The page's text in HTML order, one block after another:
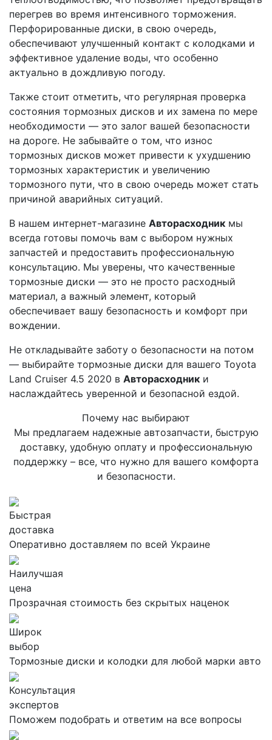
перегрев во время интенсивного торможения.
Перфорированные диски, в свою очередь,
обеспечивают улучшенный контакт с колодками и
эффективное удаление воды, что особенно
актуально в дождливую погоду.
Также стоит отметить, что регулярная проверка
состояния тормозных дисков и их замена по мере
необходимости — это залог вашей безопасности
на дороге. Не забывайте о том, что износ
тормозных дисков может привести к ухудшению
тормозных характеристик и увеличению
тормозного пути, что в свою очередь может стать
причиной аварийных ситуаций.
В нашем интернет-магазине Авторасходник мы
всегда готовы помочь вам с выбором нужных
запчастей и предоставить профессиональную
консультацию. Мы уверены, что качественные
тормозные диски — это не просто расходный
материал, а важный элемент, который
обеспечивает вашу безопасность и комфорт при
вождении.
Не откладывайте заботу о безопасности на потом
— выбирайте тормозные диски для вашего Toyota
Land Cruiser 4.5 2020 в Авторасходник и
наслаждайтесь уверенной и безопасной ездой.
Почему нас выбирают
Мы предлагаем надежные автозапчасти, быструю
доставку, удобную оплату и профессиональную
поддержку – все, что нужно для вашего комфорта
и безопасности.
Быстрая
доставка
Оперативно доставляем по всей Украине
Наилучшая
цена
Прозрачная стоимость без скрытых наценок
Широк
выбор
Тормозные диски и колодки для любой марки авто
Консультация
экспертов
Поможем подобрать и ответим на все вопросы